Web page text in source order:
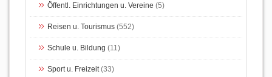
Öffentl. Einrichtungen u. Vereine (5)
Reisen u. Tourismus (552)
Schule u. Bildung (11)
Sport u. Freizeit(33)